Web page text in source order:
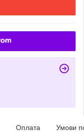
Оплата Умови